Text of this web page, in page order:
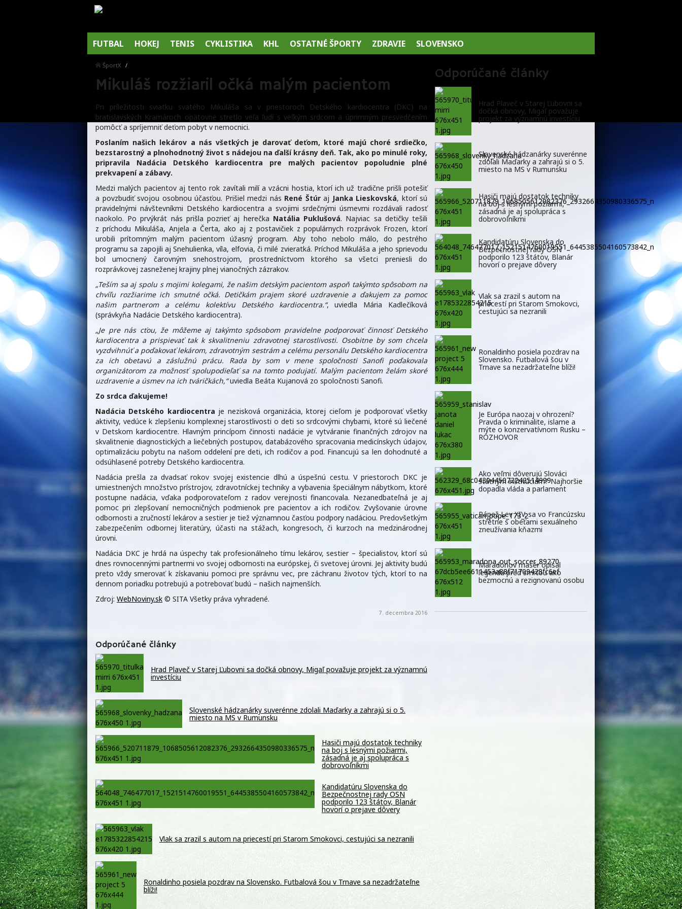
FUTBAL HOKEJ TENIS CYKLISTIKA KHL OSTATNÉ ŠPORTY ZDRAVIE SLOVENSKO
ŠportX
Mikuláš rozžiaril očká malým pacientom
Pri príležitosti sviatku svätého Mikuláša sa v priestoroch Detského kardiocentra (DKC) na
bratislavských Kramároch opätovne stretlo veľa ľudí s veľkým srdcom a úprimným presvedčením
pomôcť a spríjemniť deťom pobyt v nemocnici.
Poslaním našich lekárov a nás všetkých je darovať deťom, ktoré majú choré srdiečko,
bezstarostný a plnohodnotný život s nádejou na ďalší krásny deň. Tak, ako po minulé roky,
pripravila Nadácia Detského kardiocentra pre malých pacientov popoludnie plné
prekvapení a zábavy.
Medzi malých pacientov aj tento rok zavítali milí a vzácni hostia, ktorí ich už tradične prišli potešiť
a povzbudiť svojou osobnou účasťou. Prišiel medzi nás René Štúraj Janka Lieskovská, ktorí sú
pravidelnými návštevníkmi Detského kardiocentra a svojimi srdečnými úsmevmi rozdávali radosť
naokolo. Po prvýkrát nás prišla pozrieť aj herečka Natália Puklušová. Najviac sa detičky tešili
z príchodu Mikuláša, Anjela a Čerta, ako aj z postavičiek z populárnych rozprávok Frozen, ktorí
urobili prítomným malým pacientom úžasný program. Aby toho nebolo málo, do pestrého
programu sa zapojili aj Snehulienka, víla, elfovia, či milé zvieratká. Príchod Mikuláša a jeho sprievodu
bol umocnený čarovným snehostrojom, prostredníctvom ktorého sa všetci preniesli do
rozprávkovej zasneženej krajiny plnej vianočných zázrakov.
„Teším sa aj spolu s mojimi kolegami, že našim detským pacientom aspoň takýmto spôsobom na
chvíľu rozžiarime ich smutné očká. Detičkám prajem skoré uzdravenie a ďakujem za pomoc
našim partnerom a celému kolektívu Detského kardiocentra.“, uviedla Mária Kadlečíková
(správkyňa Nadácie Detského kardiocentra).
„Je pre nás cťou, že môžeme aj takýmto spôsobom pravidelne podporovať činnosť Detského
kardiocentra a prispievať tak k skvalitneniu zdravotnej starostlivosti. Osobitne by som chcela
vyzdvihnúť a poďakovať lekárom, zdravotným sestrám a celému personálu Detského kardiocentra
za ich obetavú a záslužnú prácu. Rada by som v mene spoločnosti Sanofi poďakovala
organizátorom za možnosť spolupodieľať sa na tomto podujatí. Malým pacientom želám skoré
uzdravenie a úsmev na ich tváričkách,“uviedla Beáta Kujanová zo spoločnosti Sanofi.
Zo srdca ďakujeme!
Nadácia Detského kardiocentra je nezisková organizácia, ktorej cieľom je podporovať všetky
aktivity, vedúce k zlepšeniu komplexnej starostlivosti o deti so srdcovými chybami, ktoré sú liečené
v Detskom kardiocentre. Hlavným princípom činnosti nadácie je vytváranie finančných zdrojov na
skvalitnenie diagnostických a liečebných postupov, databázového spracovania medicínskych údajov,
optimalizáciu pobytu na našom oddelení pre deti, ich rodičov a pod. Financujú sa len dohodnuté a
odsúhlasené potreby Detského kardiocentra.
Nadácia prešla za dvadsať rokov svojej existencie dlhú a úspešnú cestu. V priestoroch DKC je
umiestnených množstvo prístrojov, zdravotníckej techniky a vybavenia špeciálnym nábytkom, ktoré
postupne nadácia, vďaka podporovateľom z radov verejnosti financovala. Nezanedbateľná je aj
pomoc pri zlepšovaní nemocničných podmienok pre pacientov a ich rodičov. Zvyšovanie úrovne
odbornosti a zručností lekárov a sestier je tiež významnou časťou podpory nadáciou. Predovšetkým
zabezpečením odbornej literatúry, účasti na stážach, kongresoch, či kurzoch na medzinárodnej
úrovni.
Nadácia DKC je hrdá na úspechy tak profesionálneho tímu lekárov, sestier – špecialistov, ktorí sú
dnes rovnocennými partnermi vo svojej odbornosti na európskej, či svetovej úrovni. Jej aktivity budú
preto vždy smerovať k získavaniu pomoci pre správnu vec, pre záchranu životov tých, ktorí to na
dennom poriadku potrebujú a potrebovať budú – našich najmenších.
Zdroj: WebNoviny.sk © SITA Všetky práva vyhradené.
7. decembra 2016
Odporúčané články
Hrad Plaveč v Starej Ľubovni sa dočká obnovy, Migaľ považuje projekt za významnú
investíciu
Slovenské hádzanárky suverénne zdolali Maďarky a zahrajú si o 5.
miesto na MS v Rumunsku
Hasiči majú dostatok techniky
na boj s lesnými požiarmi,
zásadná je aj spolupráca s
dobrovoľníkmi
Kandidatúru Slovenska do
Bezpečnostnej rady OSN
podporilo 123 štátov, Blanár
hovorí o prejave dôvery
Vlak sa zrazil s autom na priecestí pri Starom Smokovci, cestujúci sa nezranili
Ronaldinho posiela pozdrav na Slovensko. Futbalová šou v Trnave sa nezadržateľne
blíži!
Odporúčané články
Hrad Plaveč v Starej Ľubovni sa
dočká obnovy, Migaľ považuje
projekt za významnú investíciu
Slovenské hádzanárky suverénne
zdolali Maďarky a zahrajú si o 5.
miesto na MS v Rumunsku
Hasiči majú dostatok techniky
na boj s lesnými požiarmi,
zásadná je aj spolupráca s
dobrovoľníkmi
Kandidatúru Slovenska do
Bezpečnostnej rady OSN
podporilo 123 štátov, Blanár
hovorí o prejave dôvery
Vlak sa zrazil s autom na
priecestí pri Starom Smokovci,
cestujúci sa nezranili
Ronaldinho posiela pozdrav na
Slovensko. Futbalová šou v
Trnave sa nezadržateľne blíži!
Je Európa naozaj v ohrození?
Pravda o kriminalite, islame a
mýte o konzervatívnom Rusku –
ROZHOVOR
Ako veľmi dôverujú Slováci
štátnym inštitúciám? Najhoršie
dopadla vláda a parlament
Pápež Lev XIV. sa vo Francúzsku
stretne s obeťami sexuálneho
zneužívania kňazmi
Maradonov masér opísal
legendu pred smrťou ako
bezmocnú a rezignovanú osobu